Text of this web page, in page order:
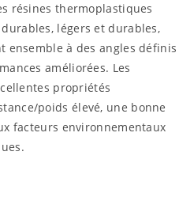
résines thermoplastiques
légers et durables,
à des angles définis
améliorées. Les
propriétés
poids élevé, une bonne
facteurs environnementaux